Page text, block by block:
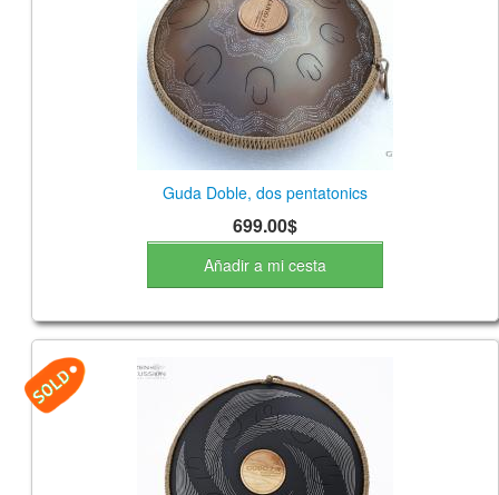
Guda Doble, dos pentatonics
699.00$
Añadir a mi cesta